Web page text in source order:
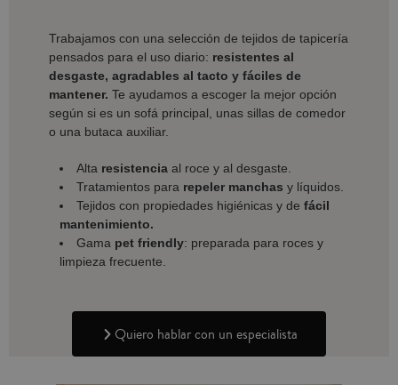
Trabajamos con una selección de tejidos de tapicería
pensados para el uso diario: resistentes al
desgaste, agradables al tacto y fáciles de
mantener. Te ayudamos a escoger la mejor opción
según si es un sofá principal, unas sillas de comedor
o una butaca auxiliar.
Alta resistencia al roce y al desgaste.
Tratamientos para repeler manchas y líquidos.
Tejidos con propiedades higiénicas y de fácil
mantenimiento.
Gama pet friendly: preparada para roces y
limpieza frecuente.
Quiero hablar con un especialista